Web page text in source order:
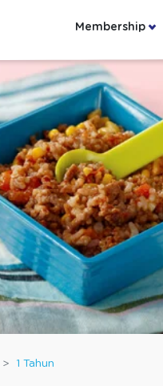
Membership
1 Tahun